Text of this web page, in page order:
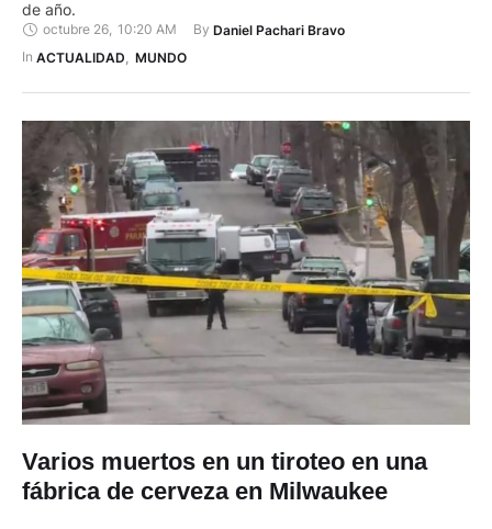
de año.
octubre 26, 10:20 AM By Daniel Pachari Bravo
In ACTUALIDAD MUNDO
Varios muertos en un tiroteo en una
fábrica de cerveza en Milwaukee